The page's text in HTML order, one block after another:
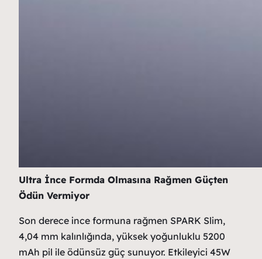
Ultra İnce Formda Olmasına Rağmen Güçten
Ödün Vermiyor
Son derece ince formuna rağmen SPARK Slim,
4,04 mm kalınlığında, yüksek yoğunluklu 5200
mAh pil ile ödünsüz güç sunuyor. Etkileyici 45W